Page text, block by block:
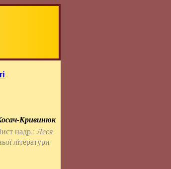
Кривинюк
надр.:Леся
літератури